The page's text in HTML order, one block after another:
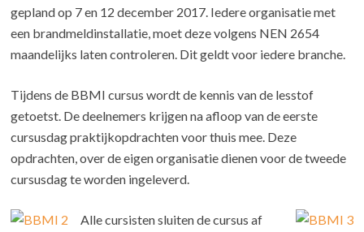
gepland op 7 en 12 december 2017. Iedere organisatie met
een brandmeldinstallatie, moet deze volgens NEN 2654
maandelijks laten controleren. Dit geldt voor iedere branche.
Tijdens de BBMI cursus wordt de kennis van de lesstof
getoetst. De deelnemers krijgen na afloop van de eerste
cursusdag praktijkopdrachten voor thuis mee. Deze
opdrachten, over de eigen organisatie dienen voor de tweede
cursusdag te worden ingeleverd.
Alle cursisten sluiten de cursus af